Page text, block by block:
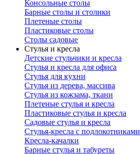
Консольные столы
Барные столы и столики
Плетеные столы
Пластиковые столы
Столы садовые
Стулья и кресла
Детские стульчики и кресла
Стулья и кресла для офиса
Стулья для кухни
Стулья из дерева, массива
Стулья из кожзама, ткани
Плетеные стулья и кресла
Пластиковые стулья и кресла
Садовые стулья и кресла
Стулья-кресла с подлокотниками
Кресла-качалки
Барные стулья и табуреты